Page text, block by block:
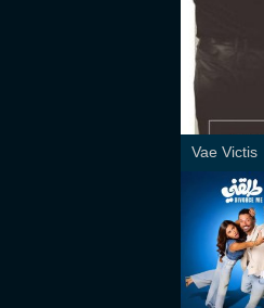
Vae Victis